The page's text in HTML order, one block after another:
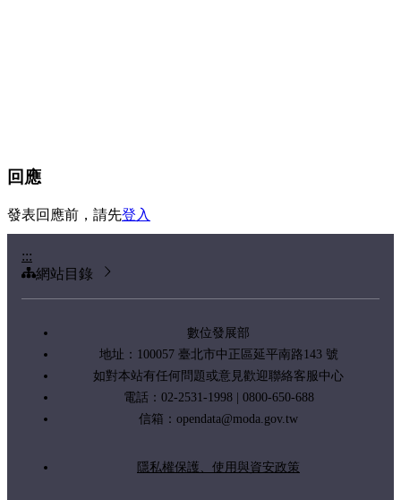
回應
發表回應前，請先登入
:::
網站目錄
數位發展部
地址：100057 臺北市中正區延平南路143 號
如對本站有任何問題或意見歡迎聯絡客服中心
電話：02-2531-1998 | 0800-650-688
信箱： opendata@moda.gov.tw
隱私權保護、使用與資安政策